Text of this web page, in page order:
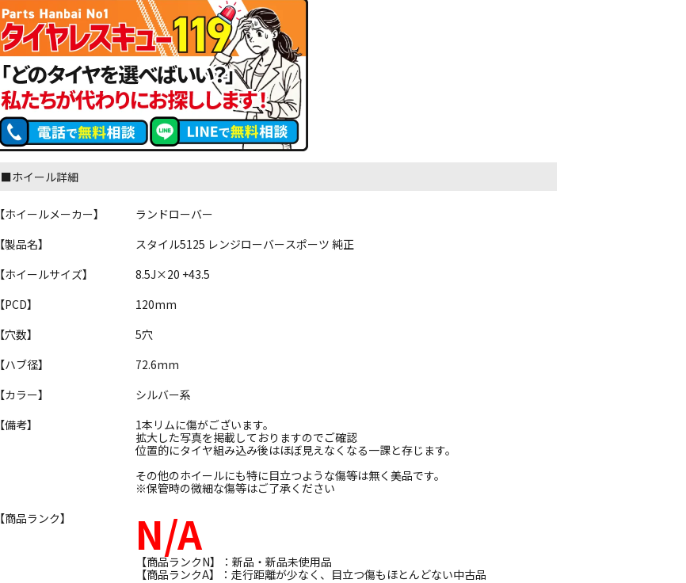
■ホイール詳細
【ホイールメーカー】
ランドローバー
【製品名】
スタイル5125 レンジローバースポーツ 純正
【ホイールサイズ】
8.5J×20 +43.5
【PCD】
120mm
【穴数】
5穴
【ハブ径】
72.6mm
【カラー】
シルバー系
【備考】
1本リムに傷がございます。
拡大した写真を掲載しておりますのでご確認
位置的にタイヤ組み込み後はほぼ見えなくなる一課と存じます。
その他のホイールにも特に目立つような傷等は無く美品です。
※保管時の微細な傷等はご了承ください
【商品ランク】
N/A
【商品ランクN】：新品・新品未使用品
【商品ランクA】：走行距離が少なく、目立つ傷もほとんどない中古品